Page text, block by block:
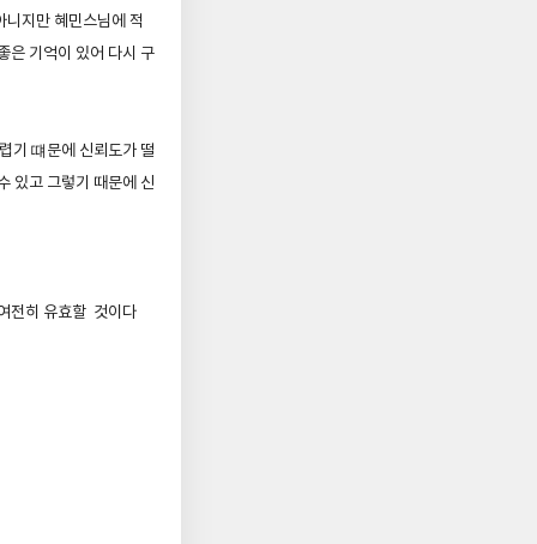
지만 혜민스님에 적
은 기억이 있어 다시 구
기 떄문에 신뢰도가 떨
있고 그렇기 때문에 신
전히 유효할 것이다